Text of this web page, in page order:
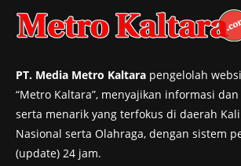
PT. Media Metro Kaltara pengelolah
“Metro Kaltara”, menyajikan informasi
serta menarik yang terfokus di daerah
Nasional serta Olahraga, dengan sistem
(update) 24 jam.